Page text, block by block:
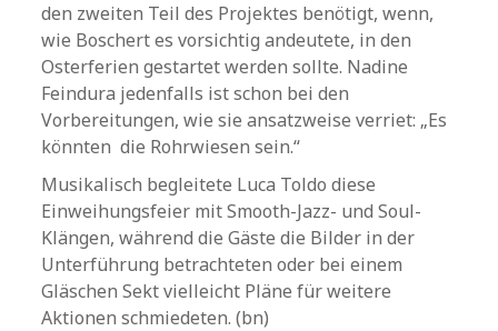
den zweiten Teil des Projektes benötigt, wenn,
wie Boschert es vorsichtig andeutete, in den
Osterferien gestartet werden sollte. Nadine
Feindura jedenfalls ist schon bei den
Vorbereitungen, wie sie ansatzweise verriet: „Es
könnten die Rohrwiesen sein.“
Musikalisch begleitete Luca Toldo diese
Einweihungsfeier mit Smooth-Jazz- und Soul-
Klängen, während die Gäste die Bilder in der
Unterführung betrachteten oder bei einem
Gläschen Sekt vielleicht Pläne für weitere
Aktionen schmiedeten. (bn)